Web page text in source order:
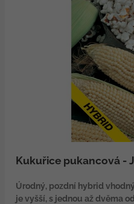
Kukuřice pukancová -
Úrodný, pozdní hybrid
je vyšší, s jednou až dvěma